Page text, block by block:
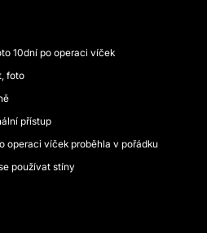
10dní po operaci víček
foto
přístup
operaci víček proběhla v pořádku
používat stíny